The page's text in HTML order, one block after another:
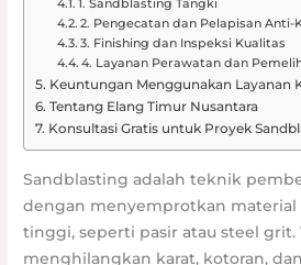
1. Sandblasting Tangki
2. Pengecatan dan Pelapisan Anti-
3. Finishing dan Inspeksi Kualitas
4. Layanan Perawatan dan
Keuntungan Menggunakan Layanan
Tentang Elang Timur Nusantara
Konsultasi Gratis untuk Proyek
Sandblasting adalah teknik
dengan menyemprotkan material
tinggi, seperti pasir atau steel grit.
menghilangkan karat, kotoran,